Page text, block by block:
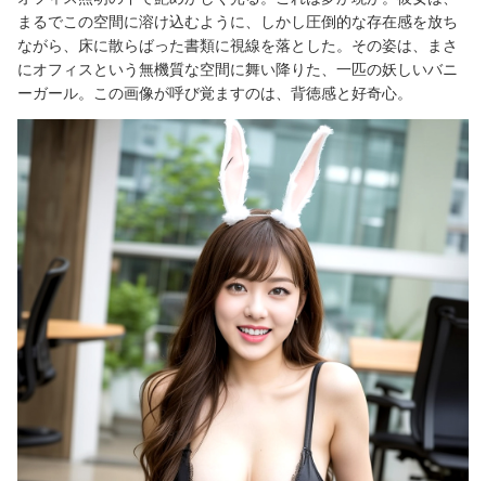
まるでこの空間に溶け込むように、しかし圧倒的な存在感を放ち
ながら、床に散らばった書類に視線を落とした。その姿は、まさ
にオフィスという無機質な空間に舞い降りた、一匹の妖しいバニ
ーガール。この画像が呼び覚ますのは、背徳感と好奇心。